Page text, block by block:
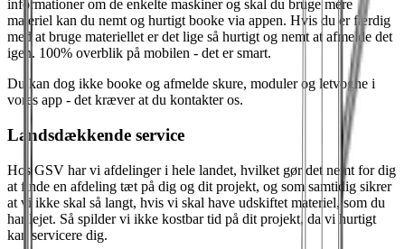
informationer om de enkelte maskiner og skal du bruge mere
materiel kan du nemt og hurtigt booke via appen. Hvis du er færdig
med at bruge materiellet er det lige så hurtigt og nemt at afmelde det
igen. 100% overblik på mobilen - det er smart.
Du kan dog ikke booke og afmelde skure, moduler og letvogne i
vores app - det kræver at du kontakter os.
Landsdækkende service
Hos GSV har vi afdelinger i hele landet, hvilket gør det nemt for dig
at finde en afdeling tæt på dig og dit projekt, og som samtidig sikrer
at vi ikke skal så langt, hvis vi skal have udskiftet materiel, som du
har lejet. Så spilder vi ikke kostbar tid på dit projekt, da vi hurtigt
kan servicere dig.